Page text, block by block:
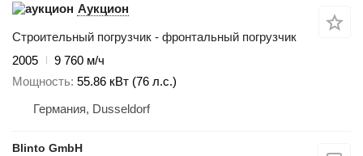
Аукцион
Строительный погрузчик - фронтальный погрузчик
2005
9 760 м/ч
Мощность 55.86 кВт (76 л.с.)
Германия, Dusseldorf
Blinto GmbH